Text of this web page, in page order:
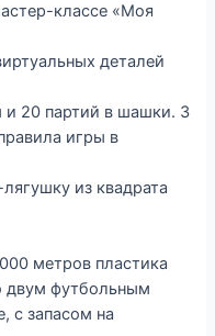
классе «Моя
деталей
20 партий в шашки. 3
игры в
из квадрата
метров пластика
двум футбольным
с запасом на